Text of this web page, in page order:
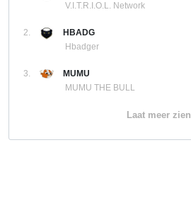
V.I.T.R.I.O.L. Network
2.
HBADG
Hbadger
3.
MUMU
MUMU THE BULL
Laat meer zien